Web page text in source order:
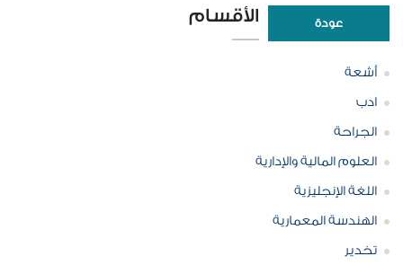
عودة الأقسام
أشعة
ادب
الجراحة
العلوم المالية والإدارية
اللغة الإنجليزية
الهندسة المعمارية
تخدير